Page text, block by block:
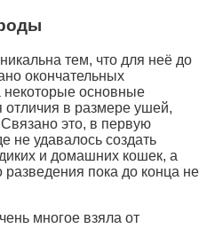
тем, что для неё до
окончательных
некоторые основные
отличия в размере ушей,
это, в первую
не удавалось создать
и домашних кошек, а
разведения пока до конца не
многое взяла от